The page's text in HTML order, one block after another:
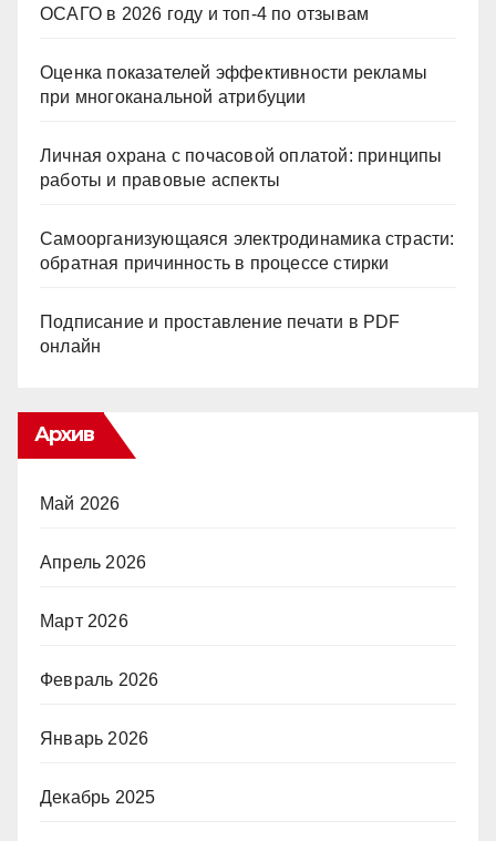
ОСАГО в 2026 году и топ-4 по отзывам
Оценка показателей эффективности рекламы
при многоканальной атрибуции
Личная охрана с почасовой оплатой: принципы
работы и правовые аспекты
Самоорганизующаяся электродинамика страсти:
обратная причинность в процессе стирки
Подписание и проставление печати в PDF
онлайн
Архив
Май 2026
Апрель 2026
Март 2026
Февраль 2026
Январь 2026
Декабрь 2025